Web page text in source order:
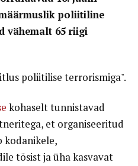
poliitiline
vähemalt 65 riigi
poliitilise terrorismiga".
kohaselt tunnistavad
et organiseeritud
tõsist ja üha kasvavat